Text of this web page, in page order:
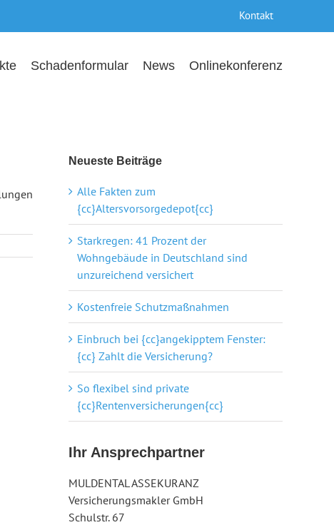
Kontakt
Schadenformular News Onlinekonferenz
Neueste Beiträge
Alle Fakten zum
{cc}Altersvorsorgedepot{cc}
Starkregen: 41 Prozent der
Wohngebäude in Deutschland sind
unzureichend versichert
Kostenfreie Schutzmaßnahmen
Einbruch bei {cc}angekipptem Fenster:
{cc} Zahlt die Versicherung?
So flexibel sind private
{cc}Rentenversicherungen{cc}
Ihr Ansprechpartner
MULDENTAL ASSEKURANZ
Versicherungsmakler GmbH
Schulstr. 67